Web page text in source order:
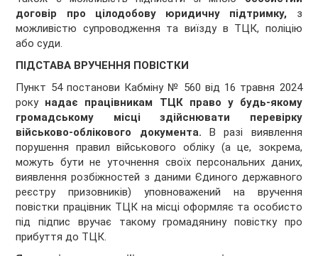
договір про цілодобову юридичну підтримку, з
можливістю супроводження та виїзду в ТЦК, поліцію
або суди.
ПІДСТАВА ВРУЧЕННЯ ПОВІСТКИ
Пункт 54 постанови Кабміну № 560 від 16 травня 2024
року надає працівникам ТЦК право у будь-якому
громадському місці здійснювати перевірку
військово-облікового документа. В разі виявлення
порушення правил військового обліку (а це, зокрема,
можуть бути не уточнення своїх персональних даних,
виявлення розбіжностей з даними Єдиного державного
реєстру призовників) уповноважений на вручення
повістки працівник ТЦК на місці оформляє та особисто
під підпис вручає такому громадянину повістку про
прибуття до ТЦК.